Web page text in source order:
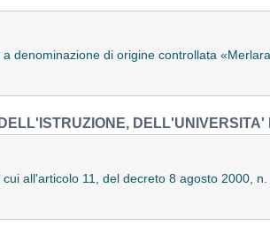
denominazione di origine controllata
all'articolo 11, del decreto 8 agosto 2000,